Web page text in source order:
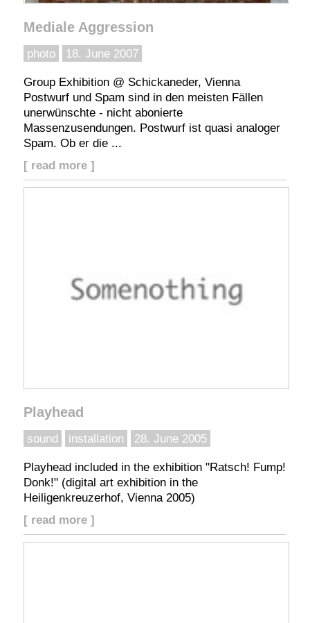
Mediale Aggression
photo 18. June 2007
Group Exhibition @ Schickaneder, Vienna
Postwurf und Spam sind in den meisten Fällen
unerwünschte - nicht abonierte
Massenzusendungen. Postwurf ist quasi analoger
Spam. Ob er die ...
[ read more ]
Playhead
sound installation 28. June 2005
Playhead included in the exhibition "Ratsch! Fump!
Donk!" (digital art exhibition in the
Heiligenkreuzerhof, Vienna 2005)
[ read more ]